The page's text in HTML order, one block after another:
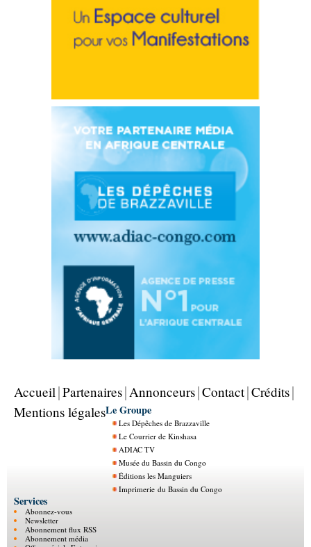
Accueil Partenaires Annonceurs Contact Crédits
Mentions légalesLe Groupe
Les Dépêches de Brazzaville
Le Courrier de Kinshasa
ADIAC TV
Musée du Bassin du Congo
Éditions les Manguiers
Imprimerie du Bassin du Congo
Services
Abonnez-vous
Newsletter
Abonnement flux RSS
Abonnement média